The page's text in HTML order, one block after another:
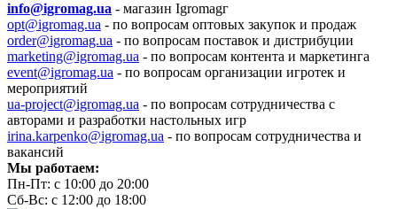
info@igromag.ua - магазин Igromagг
opt@igromag.ua - по вопросам оптовых закупок и продаж
order@igromag.ua - по вопросам поставок и дистрибуции
marketing@igromag.ua - по вопросам контента и маркетинга
event@igromag.ua - по вопросам организации игротек и
мероприятий
ua-project@igromag.ua - по вопросам сотрудничества с
авторами и разработки настольных игр
irina.karpenko@igromag.ua - по вопросам сотрудничества и
вакансий
Мы работаем:
Пн-Пт: с 10:00 до 20:00
Сб-Вс: с 12:00 до 18:00